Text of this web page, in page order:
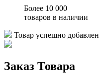
Более 10 000
товаров в наличии
Товар успешно добавлен
Заказ Товара